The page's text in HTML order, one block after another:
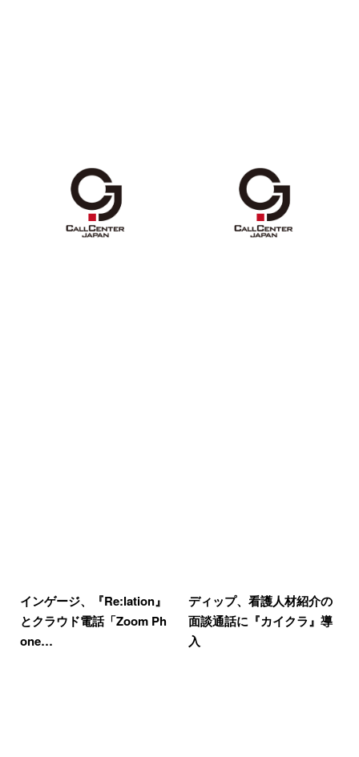
インゲージ、『Re:lation』
とクラウド電話「Zoom Ph
one…
ディップ、看護人材紹介の
面談通話に『カイクラ』導
入